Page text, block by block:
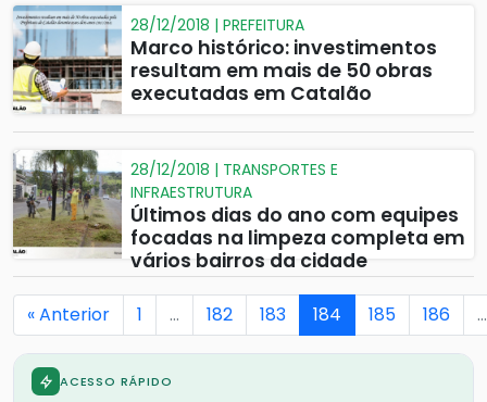
28/12/2018 | PREFEITURA
Marco histórico: investimentos
resultam em mais de 50 obras
executadas em Catalão
28/12/2018 | TRANSPORTES E
INFRAESTRUTURA
Últimos dias do ano com equipes
focadas na limpeza completa em
vários bairros da cidade
« Anterior 1 … 182 183 184 185 186 …
ACESSO RÁPIDO